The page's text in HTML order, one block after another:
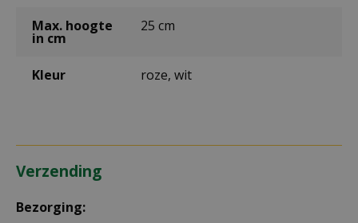
Max. hoogte
in cm
25 cm
Kleur roze, wit
Verzending
Bezorging: